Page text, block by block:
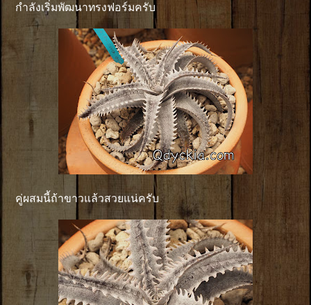
กำลังเริ่มพัฒนาทรงฟอร์มครับ
คู่ผสมนี้ถ้าขาวแล้วสวยแน่ครับ